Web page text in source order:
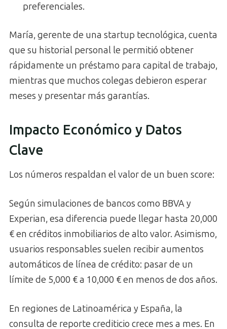
preferenciales.
María, gerente de una startup tecnológica, cuenta
que su historial personal le permitió obtener
rápidamente un préstamo para capital de trabajo,
mientras que muchos colegas debieron esperar
meses y presentar más garantías.
Impacto Económico y Datos
Clave
Los números respaldan el valor de un buen score:
Según simulaciones de bancos como BBVA y
Experian, esa diferencia puede llegar hasta 20,000
€ en créditos inmobiliarios de alto valor. Asimismo,
usuarios responsables suelen recibir aumentos
automáticos de línea de crédito: pasar de un
límite de 5,000 € a 10,000 € en menos de dos años.
En regiones de Latinoamérica y España, la
consulta de reporte crediticio crece mes a mes. En